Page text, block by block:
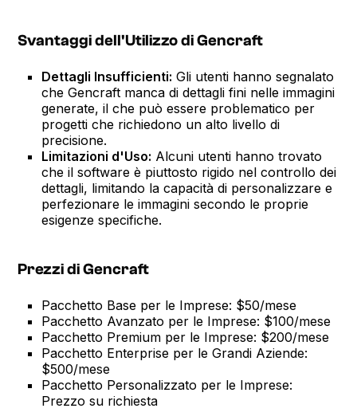
Svantaggi dell'Utilizzo di Gencraft
Dettagli Insufficienti: Gli utenti hanno segnalato
che Gencraft manca di dettagli fini nelle immagini
generate, il che può essere problematico per
progetti che richiedono un alto livello di
precisione.
Limitazioni d'Uso: Alcuni utenti hanno trovato
che il software è piuttosto rigido nel controllo dei
dettagli, limitando la capacità di personalizzare e
perfezionare le immagini secondo le proprie
esigenze specifiche.
Prezzi di Gencraft
Pacchetto Base per le Imprese: $50/mese
Pacchetto Avanzato per le Imprese: $100/mese
Pacchetto Premium per le Imprese: $200/mese
Pacchetto Enterprise per le Grandi Aziende:
$500/mese
Pacchetto Personalizzato per le Imprese:
Prezzo su richiesta